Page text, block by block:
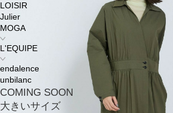
LOISIR
Julier
MOGA
L'EQUIPE
endalence
unbilanc
COMING SOON
大きいサイズ